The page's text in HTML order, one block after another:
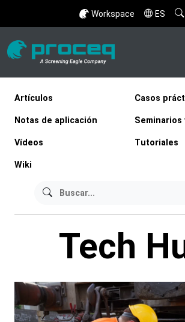
Workspace ES
Artículos Casos
Notas de aplicación Seminarios
Vídeos Tutoriales
Wiki
Tech